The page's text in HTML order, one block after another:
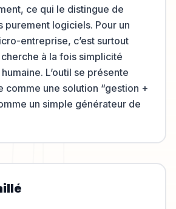
ce qui le distingue de
purement logiciels. Pour un
entreprise, c’est surtout
cherche à la fois simplicité
L’outil se présente
comme une solution “gestion +
un simple générateur de